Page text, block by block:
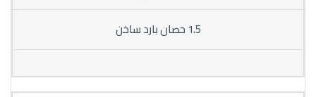
1.5 حصان بارد ساخن